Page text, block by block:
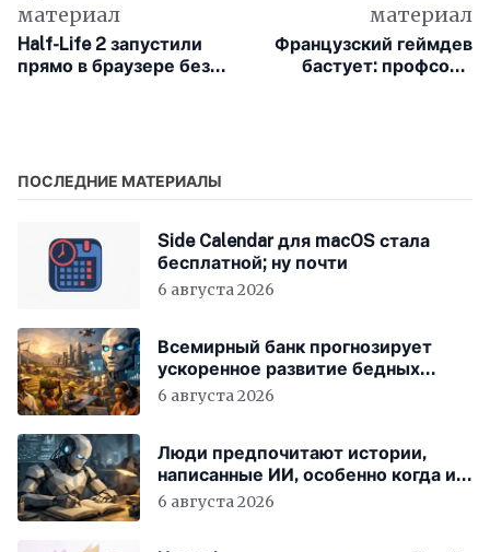
материал
Half-Life 2 запустили
прямо в браузере без
материал
Французский геймдев
бастует: профсоюз
ПОСЛЕДНИЕ МАТЕРИАЛЫ
Side Calendar для macOS стала
бесплатной; ну почти
6 августа 2026
Всемирный банк прогнозирует
ускоренное развитие бедных
стран за счёт ИИ
6 августа 2026
Люди предпочитают истории,
написанные ИИ, особенно когда им
говорят, что они были написаны
6 августа 2026